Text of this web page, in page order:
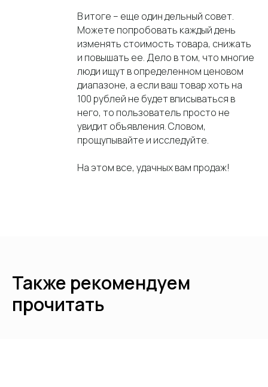
В итоге – еще один дельный совет.
Можете попробовать каждый день
изменять стоимость товара, снижать
и повышать ее. Дело в том, что многие
люди ищут в определенном ценовом
диапазоне, а если ваш товар хоть на
100 рублей не будет вписываться в
него, то пользователь просто не
увидит объявления. Словом,
прощупывайте и исследуйте.
На этом все, удачных вам продаж!
Также рекомендуем
прочитать
Яндекс Дзен для бизнеса: как завоевать
любовь аудитории и благосклонность